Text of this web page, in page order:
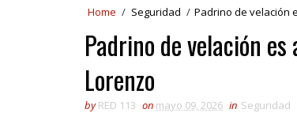
Home / Seguridad / Padrino de velación
Padrino de velación
Lorenzo
by RED 113 on mayo 09, 2026 in Seguridad